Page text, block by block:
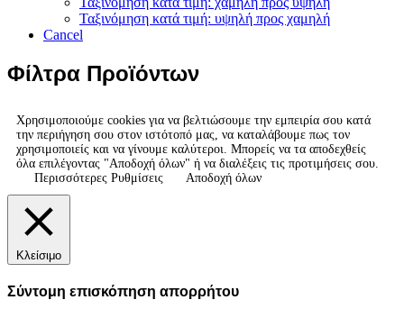
Ταξινόμηση κατά τιμή: υψηλή προς χαμηλή
Cancel
Φίλτρα Προϊόντων
Χρησιμοποιούμε cookies για να βελτιώσουμε την εμπειρία σου κατά
την περιήγηση σου στον ιστότοπό μας, να καταλάβουμε πως τον
χρησιμοποιείς και να γίνουμε καλύτεροι. Μπορείς να τα αποδεχθείς
όλα επιλέγοντας "Αποδοχή όλων" ή να διαλέξεις τις προτιμήσεις σου.
Περισσότερες Ρυθμίσεις
Αποδοχή όλων
Κλείσιμο
Σύντομη επισκόπηση απορρήτου